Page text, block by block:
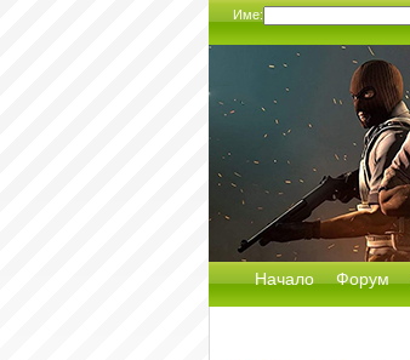
Име:
Начало Форум